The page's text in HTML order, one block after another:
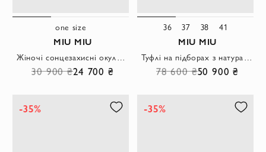
one size
MIU MIU
30 900 ₴24 700 ₴
36 37 38 41
MIU MIU
78 600 ₴50 900 ₴
-35% -35%